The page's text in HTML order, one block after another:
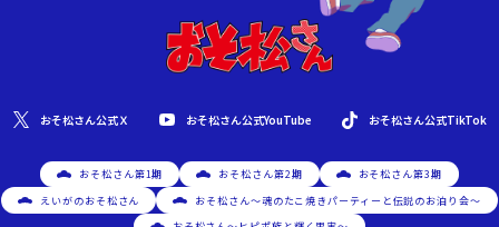
おそ松さん公式Ｘ おそ松さん公式YouTube おそ松さん公式TikTok
おそ松さん第1期 おそ松さん第2期
おそ松さん第3期
えいがのおそ松さん
おそ松さん～魂のたこ焼きパーティーと伝説のお泊り会～